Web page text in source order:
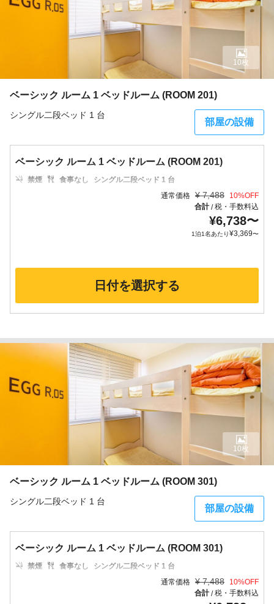
ベーシック ルーム 1 ベッドルーム (ROOM 201)
シングル二段ベッド 1 台
部屋の設備
10枚
ベーシック ルーム 1 ベッドルーム (ROOM 201)
禁煙 食事なし
シングル二段ベッド 1 台
通常価格 ¥ 7,488 10%OFF
合計/税・手数料込
¥6,738〜
1泊1名あたり¥3,369〜
日付を選択する
ベーシック ルーム 1 ベッドルーム (ROOM 301)
シングル二段ベッド 1 台
部屋の設備
10枚
ベーシック ルーム 1 ベッドルーム (ROOM 301)
禁煙 食事なし
シングル二段ベッド 1 台
通常価格 ¥ 7,488 10%OFF
合計/税・手数料込